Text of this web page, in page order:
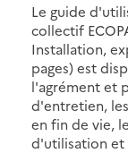
Le guide
collectif
Installation,
pages) est
l'agrément et
d'entretien,
en fin de vie,
d'utilisation et